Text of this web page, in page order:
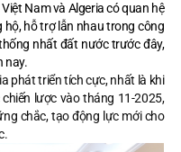
Nam và Algeria có quan hệ
hỗ trợ lẫn nhau trong công
nhất đất nước trước đây,
nay.
phát triển tích cực, nhất là khi
lược vào tháng 11-2025,
chắc, tạo động lực mới cho